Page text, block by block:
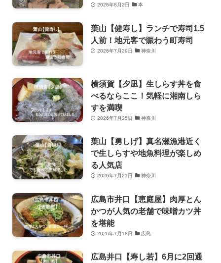
2026年8月2日 本
葉山【健寿し】ランチで寿司1.5
人前！地元客で賑わう町寿司
2026年7月29日 神奈川
横須賀【夕凪】生しらす丼を食
べるならここ！気軽に湘南しら
すを満喫
2026年7月25日 神奈川
葉山【勇しげ】真名瀬漁港近く
で生しらすや地魚料理が楽しめ
る人気店
2026年7月21日 神奈川
広島市井口【恵庭屋】肉厚とん
かつが人気の老舗で味噌カツ丼
を堪能
2026年7月18日 広島
広島井口【寿し若】6月に2回通